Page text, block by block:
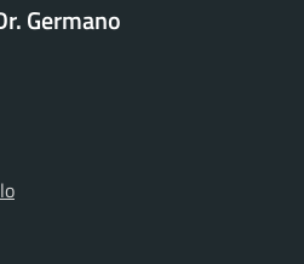
Germano